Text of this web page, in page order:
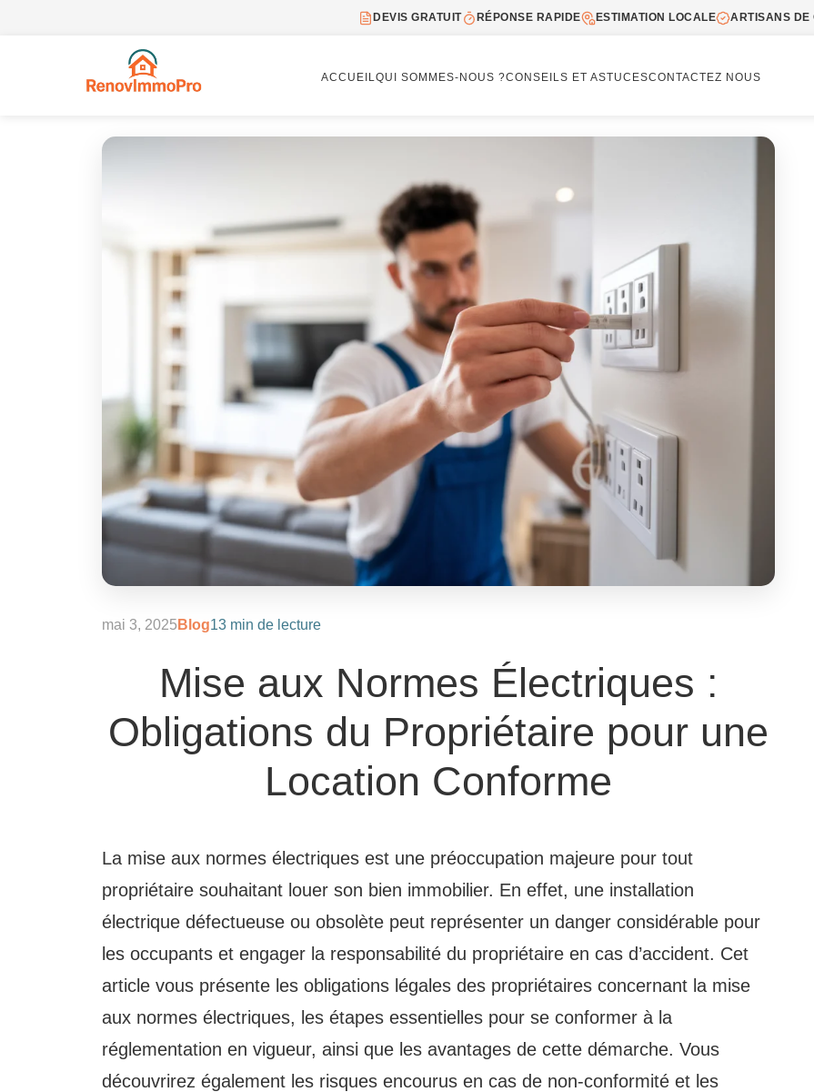
DEVIS GRATUIT RÉPONSE RAPIDE ESTIMATION LOCALE ARTISANS DE
ACCUEILQUI SOMMES-NOUS ?CONSEILS ET ASTUCESCONTACTEZ NOUS
mai 3, 2025Blog13 min de lecture
Mise aux Normes Électriques :
Obligations du Propriétaire pour une
Location Conforme
La mise aux normes électriques est une préoccupation majeure pour tout
propriétaire souhaitant louer son bien immobilier. En effet, une installation
électrique défectueuse ou obsolète peut représenter un danger considérable pour
les occupants et engager la responsabilité du propriétaire en cas d’accident. Cet
article vous présente les obligations légales des propriétaires concernant la mise
aux normes électriques, les étapes essentielles pour se conformer à la
réglementation en vigueur, ainsi que les avantages de cette démarche. Vous
découvrirez également les risques encourus en cas de non-conformité et les